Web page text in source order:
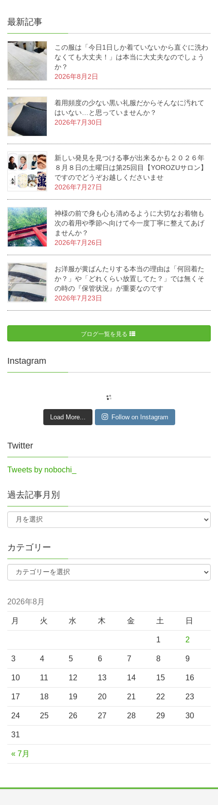
最新記事
この服は「今日1日しか着ていないから直ぐに洗わ
なくても大丈夫！」は本当に大丈夫なのでしょう
か？
2026年8月2日
着用頻度の少ない黒い礼服だからそんなに汚れて
はいない…と思っていませんか？
2026年7月30日
新しい発見を見つける事が出来るかも２０２６年
８月８日の土曜日は第25回目【YOROZUサロン】
ですのでどうぞお越しくださいませ
2026年7月27日
神様の前で身も心も清めるように大切なお着物も
次の着用や季節へ向けて今一度丁寧に整えてあげ
ませんか？
2026年7月26日
お洋服が黄ばんたりする本当の理由は「何回着た
か？」や「どれくらい放置してた？」では無くそ
の時の『保管状況』が重要なのです
2026年7月23日
ブログ一覧を見る
Instagram
Load More... Follow on Instagram
Twitter
Tweets by nobochi_
過去記事月別
カテゴリー
2026年8月
月 火 水 木 金 土 日
« 7月
1 2
3 4 5 6 7 8 9
10 11 12 13 14 15 16
17 18 19 20 21 22 23
24 25 26 27 28 29 30
31